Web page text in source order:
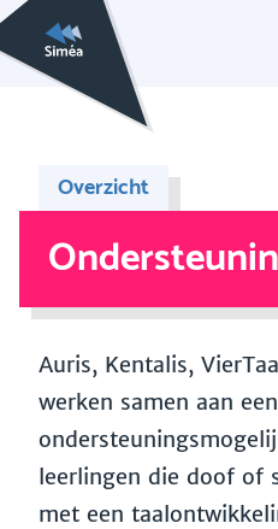
Overzicht
Auris, Kentalis,
werken samen aan
leerlingen die doof of
met een